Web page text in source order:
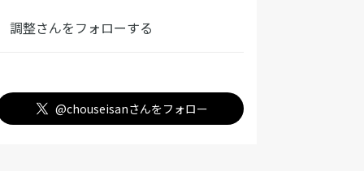
調整さんをフォローする
@chouseisanさんをフォロー